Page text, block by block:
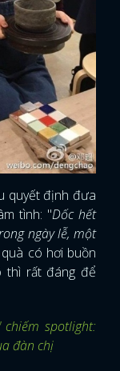
quyết định đưa
tình: "Dốc hết
ngày lễ, một
có hơi buồn
thì rất đáng để
chiếm spotlight:
đàn chị